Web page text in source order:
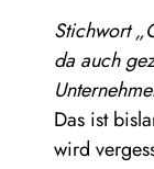
Stichwort
da auch
Das ist
wird